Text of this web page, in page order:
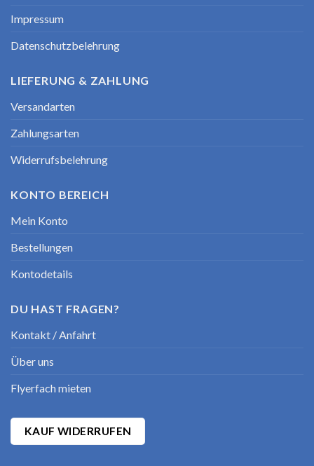
Impressum
Datenschutzbelehrung
LIEFERUNG & ZAHLUNG
Versandarten
Zahlungsarten
Widerrufsbelehrung
KONTO BEREICH
Mein Konto
Bestellungen
Kontodetails
DU HAST FRAGEN?
Kontakt / Anfahrt
Über uns
Flyerfach mieten
KAUF WIDERRUFEN